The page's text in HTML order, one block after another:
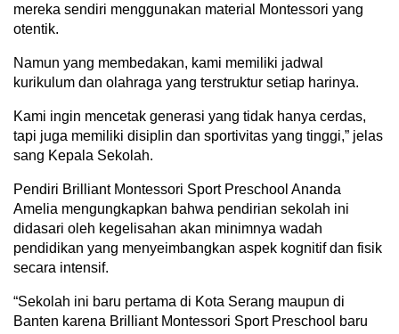
mereka sendiri menggunakan material Montessori yang
otentik.
Namun yang membedakan, kami memiliki jadwal
kurikulum dan olahraga yang terstruktur setiap harinya.
Kami ingin mencetak generasi yang tidak hanya cerdas,
tapi juga memiliki disiplin dan sportivitas yang tinggi,” jelas
sang Kepala Sekolah.‎‎
Pendiri Brilliant Montessori Sport Preschool Ananda
Amelia mengungkapkan bahwa pendirian sekolah ini
didasari oleh kegelisahan akan minimnya wadah
pendidikan yang menyeimbangkan aspek kognitif dan fisik
secara intensif.‎‎
“Sekolah ini baru pertama di Kota Serang maupun di
Banten karena Brilliant Montessori Sport Preschool baru